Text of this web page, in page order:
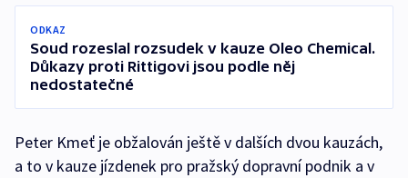
ODKAZ
Soud rozeslal rozsudek v kauze Oleo Chemical.
Důkazy proti Rittigovi jsou podle něj
nedostatečné
Peter Kmeť je obžalován ještě v dalších dvou kauzách,
a to v kauze jízdenek pro pražský dopravní podnik a v